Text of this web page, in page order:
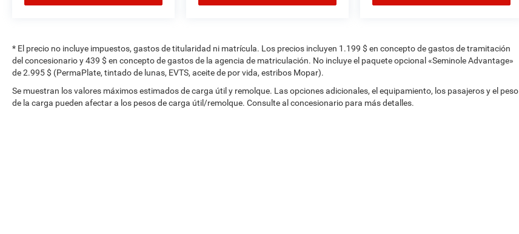
* El precio no incluye impuestos, gastos de titularidad ni matrícula. Los precios incluyen 1.199 $ en concepto de gastos de tramitación
del concesionario y 439 $ en concepto de gastos de la agencia de matriculación. No incluye el paquete opcional «Seminole Advantage»
de 2.995 $ (PermaPlate, tintado de lunas, EVTS, aceite de por vida, estribos Mopar).
Se muestran los valores máximos estimados de carga útil y remolque. Las opciones adicionales, el equipamiento, los pasajeros y el peso
de la carga pueden afectar a los pesos de carga útil/remolque. Consulte al concesionario para más detalles.